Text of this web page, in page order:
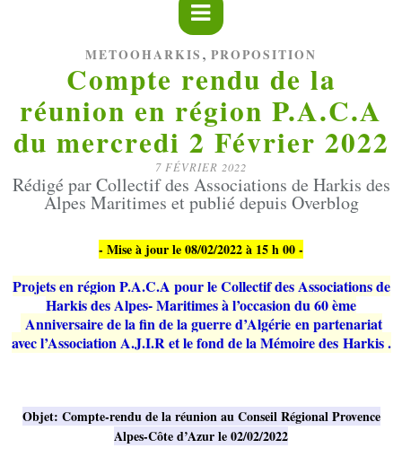
METOOHARKIS , PROPOSITION
Compte rendu de la
réunion en région P.A.C.A
du mercredi 2 Février 2022
7 FÉVRIER 2022
Rédigé par Collectif des Associations de Harkis des
Alpes Maritimes et publié depuis Overblog
- Mise à jour le 08/02/2022 à 15 h 00 -
Projets en région P.A.C.A pour le Collectif des Associations de
Harkis des Alpes- Maritimes à l’occasion du 60 ème
Anniversaire de la fin de la guerre d’Algérie en partenariat
avec l’Association A.J.I.R et le fond de la Mémoire des Harkis .
Objet: Compte-rendu de la réunion au Conseil Régional Provence
Alpes-Côte d’Azur le 02/02/2022